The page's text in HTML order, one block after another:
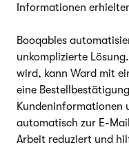
Informationen
Booqables
unkomplizierte
wird, kann Ward mit
eine
Kundeninformationen
automatisch zur E-
Arbeit reduziert und